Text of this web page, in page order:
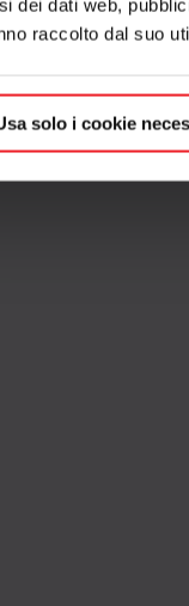
dei dati web,
raccolto dal suo
solo i cookie
our